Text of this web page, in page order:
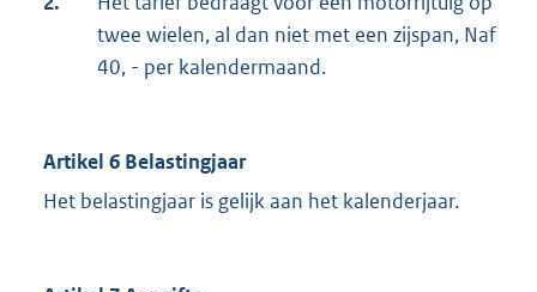
twee wielen, al dan niet met een zijspan, Naf
40, - per kalendermaand.
Artikel 6 Belastingjaar
Het belastingjaar is gelijk aan het kalenderjaar.